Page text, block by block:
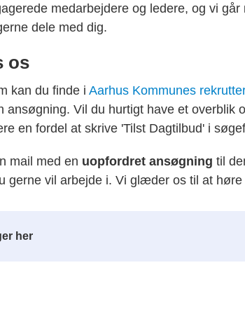
medarbejdere og ledere, og vi
dele med dig.
os
kan du finde i Aarhus Kommunes
ansøgning. Vil du hurtigt have et overblik
en fordel at skrive 'Tilst Dagtilbud' i
mail med en uopfordret ansøgning til
gerne vil arbejde i. Vi glæder os til at høre
her